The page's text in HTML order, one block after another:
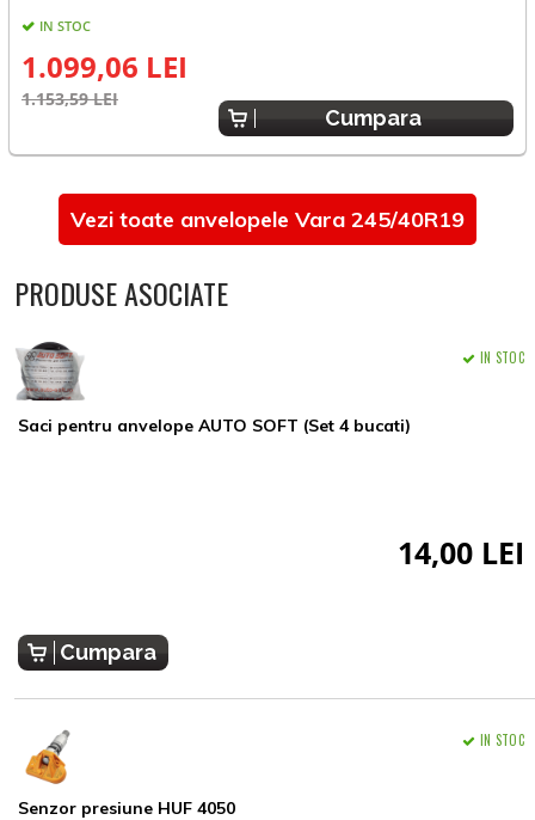
IN STOC
1.099,06 LEI
1.153,59 LEI
Cumpara
Vezi toate anvelopele Vara 245/40R19
PRODUSE ASOCIATE
Saci pentru anvelope AUTO SOFT (Set 4 bucati)
IN STOC
14,00 LEI
Cumpara
Senzor presiune HUF 4050
IN STOC